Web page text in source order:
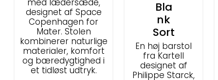
med lædersæde,
designet af Space
Copenhagen for
Mater. Stolen
kombinerer naturlige
materialer, komfort
og bæredygtighed i
et tidløst udtryk.
Bla
nk
Sort
En høj barstol
fra Kartell
designet af
Philippe Starck,